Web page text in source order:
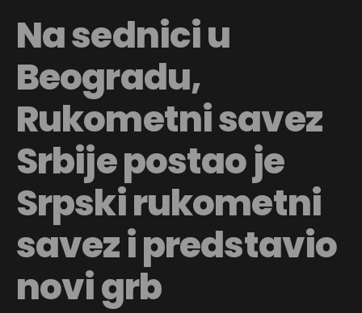
Na sednici u
Beogradu,
Rukometni savez
Srbije postao je
Srpski rukometni
savez i predstavio
novi grb